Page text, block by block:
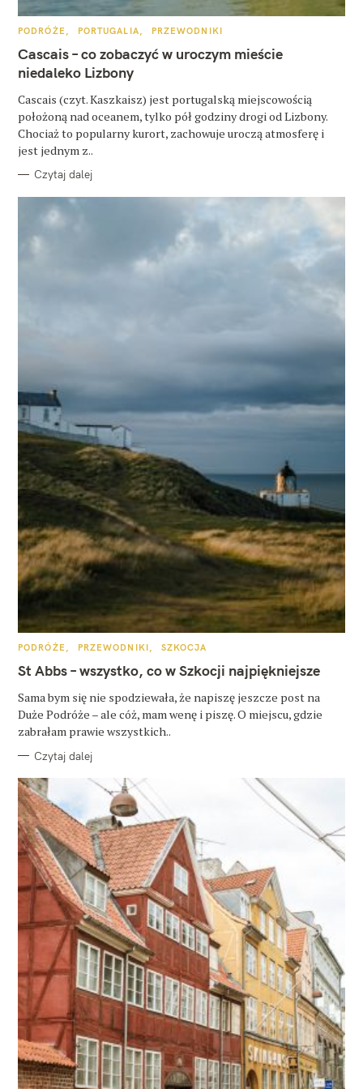
K
T
E
G
O
I
PODRÓŻE PORTUGALIA PRZEWODNIKI
Cascais – co zobaczyć w uroczym mieście
niedaleko Lizbony
Cascais (czyt. Kaszkaisz) jest portugalską miejscowością
położoną nad oceanem, tylko pół godziny drogi od Lizbony.
Chociaż to popularny kurort, zachowuje uroczą atmosferę i
jest jednym z..
Czytaj dalej
K
T
E
O
R
I
PODRÓŻE PRZEWODNIKI SZKOCJA
St Abbs – wszystko, co w Szkocji najpiękniejsze
Sama bym się nie spodziewała, że napiszę jeszcze post na
Duże Podróże – ale cóż, mam wenę i piszę. O miejscu, gdzie
zabrałam prawie wszystkich..
Czytaj dalej
k
a
j
: